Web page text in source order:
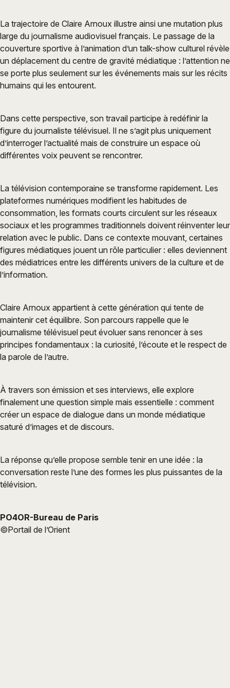
La trajectoire de Claire Arnoux illustre ainsi une mutation plus
large du journalisme audiovisuel français. Le passage de la
couverture sportive à l’animation d’un talk-show culturel révèle
un déplacement du centre de gravité médiatique : l’attention ne
se porte plus seulement sur les événements mais sur les récits
humains qui les entourent.
Dans cette perspective, son travail participe à redéfinir la
figure du journaliste télévisuel. Il ne s’agit plus uniquement
d’interroger l’actualité mais de construire un espace où
différentes voix peuvent se rencontrer.
La télévision contemporaine se transforme rapidement. Les
plateformes numériques modifient les habitudes de
consommation, les formats courts circulent sur les réseaux
sociaux et les programmes traditionnels doivent réinventer leur
relation avec le public. Dans ce contexte mouvant, certaines
figures médiatiques jouent un rôle particulier : elles deviennent
des médiatrices entre les différents univers de la culture et de
l’information.
Claire Arnoux appartient à cette génération qui tente de
maintenir cet équilibre. Son parcours rappelle que le
journalisme télévisuel peut évoluer sans renoncer à ses
principes fondamentaux : la curiosité, l’écoute et le respect de
la parole de l’autre.
À travers son émission et ses interviews, elle explore
finalement une question simple mais essentielle : comment
créer un espace de dialogue dans un monde médiatique
saturé d’images et de discours.
La réponse qu’elle propose semble tenir en une idée : la
conversation reste l’une des formes les plus puissantes de la
télévision.
PO4OR-Bureau de Paris
©Portail de l’Orient